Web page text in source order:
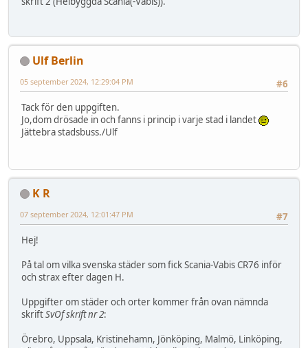
Ulf Berlin
#6
05 september 2024, 12:29:04 PM
Tack för den uppgiften.
Jo,dom drösade in och fanns i princip i varje stad i landet
Jättebra stadsbuss./Ulf
K R
#7
07 september 2024, 12:01:47 PM
Hej!
På tal om vilka svenska städer som fick Scania-Vabis CR76 inför
och strax efter dagen H.
Uppgifter om städer och orter kommer från ovan nämnda
skriftSvOf skrift nr 2:
Örebro, Uppsala, Kristinehamn, Jönköping, Malmö, Linköping,